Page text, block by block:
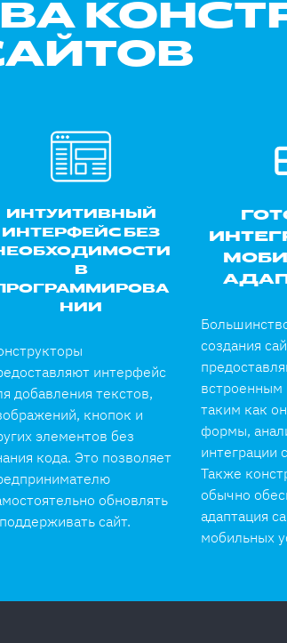
ИНТУИТИВНЫЙ
ИНТЕРФЕЙС БЕЗ
В
НИИ
интерфейс
добавления текстов,
кнопок и
элементов без
кода. Это позволяет
обновлять
сайт.
создания
встроенным
таким как
формы,
интеграции
Также
обычно
адаптация
мобильных